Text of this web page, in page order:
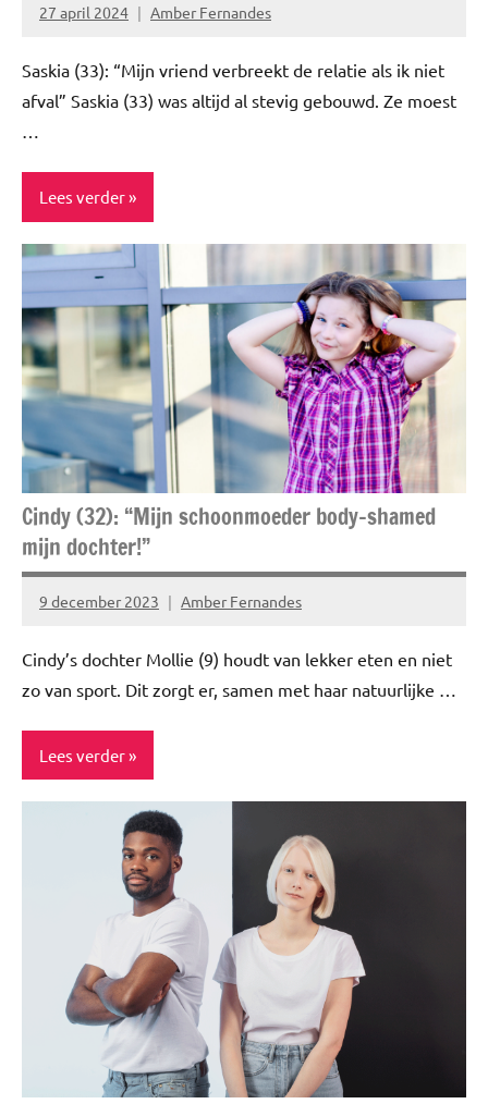
27 april 2024 Amber Fernandes
Geen
Saskia (33): “Mijn vriend verbreekt de relatie als ik niet
afval” Saskia (33) was altijd al stevig gebouwd. Ze moest
…
Lees verder
Blog
Ervaringsverhalen
Niet
gecategoriseerd
Relatie
Cindy (32): “Mijn schoonmoeder body-shamed
mijn dochter!”
9 december 2023 Amber Fernandes
Geen
Cindy’s dochter Mollie (9) houdt van lekker eten en niet
zo van sport. Dit zorgt er, samen met haar natuurlijke …
Lees verder
gecategoriseerd
Relatie
TOPlijstjes